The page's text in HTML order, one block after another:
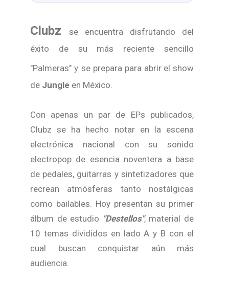
Clubz
se encuentra disfrutando del
éxito de su más reciente sencillo
"Palmeras" y se prepara para abrir el show
de Jungle en México.
Con apenas un par de EPs publicados,
Clubz se ha hecho notar en la escena
electrónica nacional con su sonido
electropop de esencia noventera a base
de pedales, guitarras y sintetizadores que
recrean atmósferas tanto nostálgicas
como bailables. Hoy presentan su primer
álbum de estudio "Destellos", material de
10 temas divididos en lado A y B con el
cual buscan conquistar aún más
audiencia.